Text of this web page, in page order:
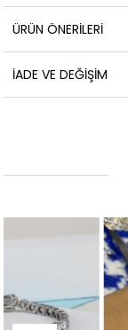
ÜRÜN ÖNERILERI
İADE VE DEĞIŞIM